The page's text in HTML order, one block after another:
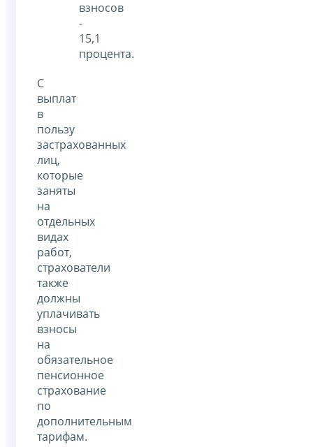
взносов
-
15,1
процента.
С
выплат
в
пользу
застрахованных
лиц,
которые
заняты
на
отдельных
видах
работ,
страхователи
также
должны
уплачивать
взносы
на
обязательное
пенсионное
страхование
по
дополнительным
тарифам.